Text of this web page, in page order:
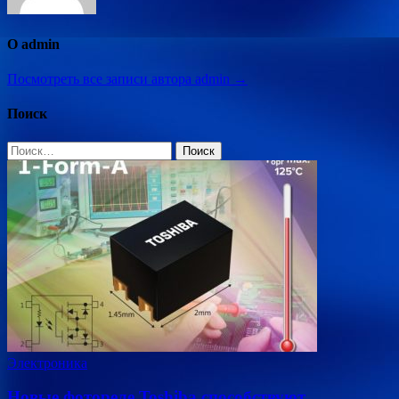
О admin
Посмотреть все записи автора admin →
Поиск
Найти:
Электроника